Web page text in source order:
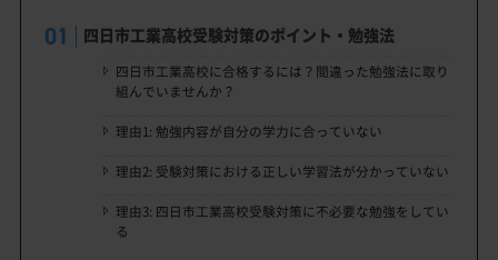
四日市工業高校受験対策のポイント・勉強法
四日市工業高校に合格するには？間違った勉強法に取り
組んでいませんか？
理由1: 勉強内容が自分の学力に合っていない
理由2: 受験対策における正しい学習法が分かっていない
理由3: 四日市工業高校受験対策に不必要な勉強をしてい
る